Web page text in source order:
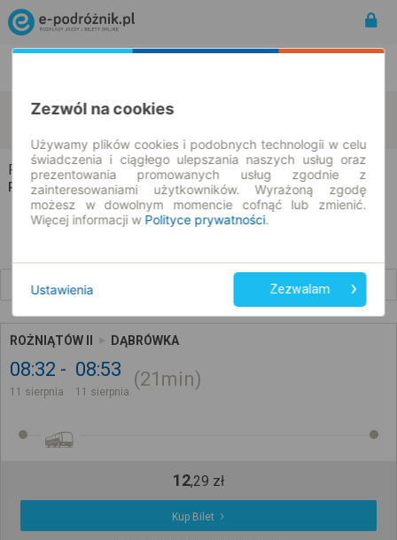
Rożniątów Dąbrówka
Rożniątów → Dąbrówka
Rozkład jazdy i bilety
ROŻNIĄTÓW II DĄBRÓWKA
08:32
11 sierpnia
08:53
11 sierpnia
21min
12,29 zł
Kup Bilet
Zezwól na cookies
Używamy plików cookies i podobnych technologii w celu
świadczenia i ciągłego ulepszania naszych usług oraz
prezentowania promowanych usług zgodnie z
zainteresowaniami użytkowników. Wyrażoną zgodę
możesz w dowolnym momencie cofnąć lub zmienić.
Więcej informacji w Polityce prywatności.
Ustawienia Zezwalam